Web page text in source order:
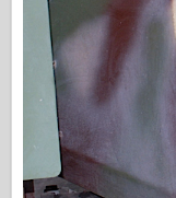
Osprey leidyba
Eskadrono
Tankpower
Sunkvežimiai
Waffen-
Wydawnictwo